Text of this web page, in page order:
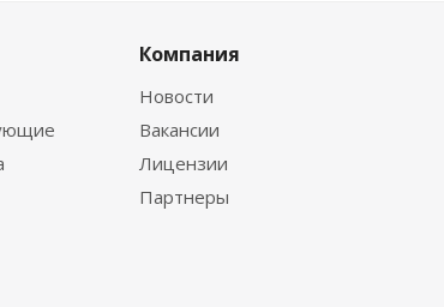
Компания
Новости
Вакансии
Лицензии
Партнеры